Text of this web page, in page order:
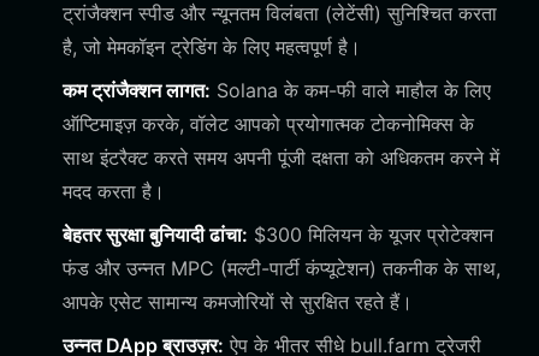
ट्रांजैक्शन स्पीड और न्यूनतम विलंबता (लेटेंसी) सुनिश्चित करता
है, जो मेमकॉइन ट्रेडिंग के लिए महत्वपूर्ण है।
कम ट्रांजैक्शन लागत: Solana के कम-फी वाले माहौल के लिए
ऑप्टिमाइज़ करके, वॉलेट आपको प्रयोगात्मक टोकनोमिक्स के
साथ इंटरैक्ट करते समय अपनी पूंजी दक्षता को अधिकतम करने में
मदद करता है।
बेहतर सुरक्षा बुनियादी ढांचा: $300 मिलियन के यूजर प्रोटेक्शन
फंड और उन्नत MPC (मल्टी-पार्टी कंप्यूटेशन) तकनीक के साथ,
आपके एसेट सामान्य कमजोरियों से सुरक्षित रहते हैं।
उन्नत DApp ब्राउज़र: ऐप के भीतर सीधे bull.farm ट्रेजरी